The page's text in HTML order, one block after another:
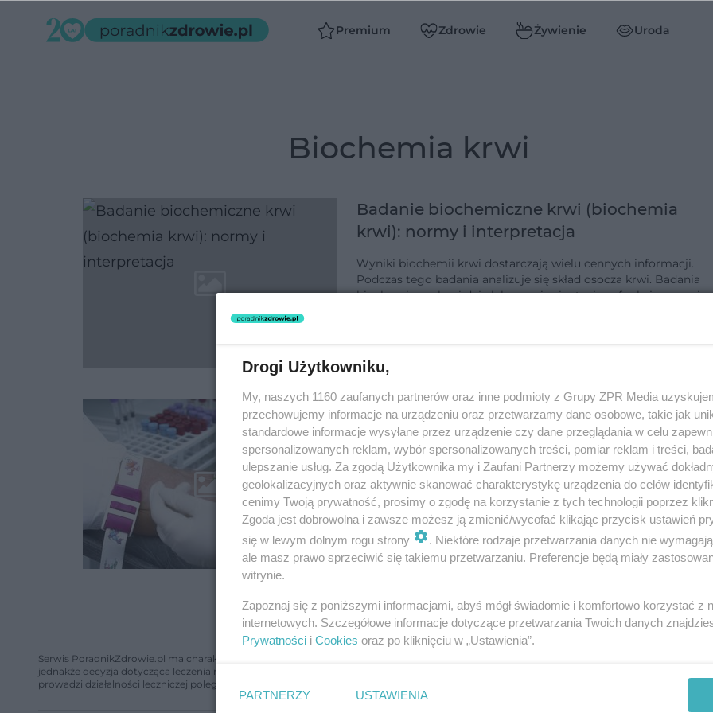
Premium Zdrowie Żywienie Uroda
biochemia krwi
Badanie biochemiczne krwi (biochemia
krwi): normy i interpretacja
Wyniki biochemii krwi dostarczają wielu cennych informacji.
Podczas tego badania analizuje się skład osocza krwi. Badania
biochemiczne krwi dają lekarzowi orientację w funkcjonowaniu
Badania krwi: morfologia, biochemia,
Morfologia to badanie krwi, w którym pod lupę bierze się skład i
budowę komórek krwi. Ale krew to nie tylko czerwone i białe
ciałka oraz płytki krwi. Wśród badań profilaktycznych powinna
znaleźć się …
dodano 23-12-2012
Serwis PoradnikZdrowie.pl ma charakter edukacyjny, nie stanowi i nie zastępuje porady lekarskiej. Redakcja serwisu dokłada wszelkich
jednakże decyzja dotycząca leczenia należy do lekarza. Redakcja i wydawca serwisu nie ponoszą odpowiedzialności wynikającej z
prowadzi działalności leczniczej polegającej na udzielaniu świadczeń zdrowotnych w rozumieniu art. 3 ust 1 ustawy o działalności leczniczej.
Drogi Użytkowniku,
My, naszych 1160 zaufanych partnerów oraz inne podmioty z Grupy ZPR Media
przechowujemy informacje na urządzeniu oraz przetwarzamy dane osobowe, takie jak
standardowe informacje wysyłane przez urządzenie czy dane przeglądania w celu
spersonalizowanych reklam, wybór spersonalizowanych treści, pomiar reklam i treści,
ulepszanie usług. Za zgodą Użytkownika my i Zaufani Partnerzy możemy używać
geolokalizacyjnych oraz aktywnie skanować charakterystykę urządzenia do celów
cenimy Twoją prywatność, prosimy o zgodę na korzystanie z tych technologii poprzez
Zgoda jest dobrowolna i zawsze możesz ją zmienić/wycofać klikając przycisk ustawień
się w lewym dolnym rogu strony
. Niektóre rodzaje przetwarzania danych nie
ale masz prawo sprzeciwić się takiemu przetwarzaniu. Preferencje będą miały
witrynie.
Zapoznaj się z poniższymi informacjami, abyś mógł świadomie i komfortowo korzystać z
internetowych. Szczegółowe informacje dotyczące przetwarzania Twoich danych
Prywatności i Cookies oraz po kliknięciu w „Ustawienia”.
PARTNERZY USTAWIENIA